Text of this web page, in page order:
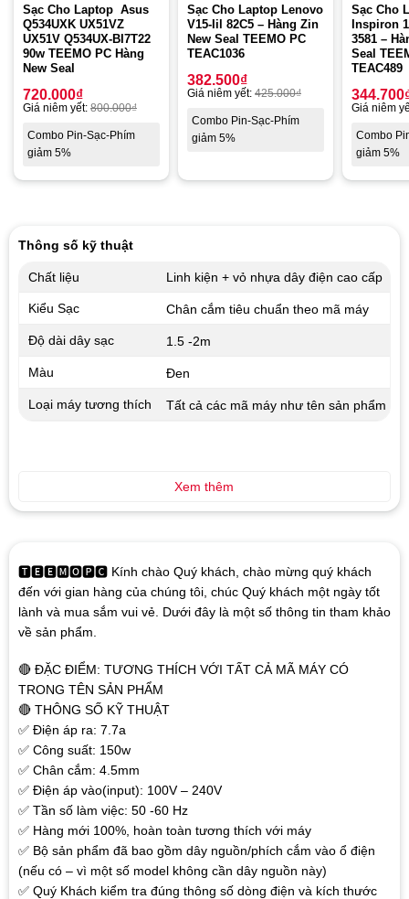
Sạc Cho Laptop Asus
Q534UXK UX51VZ
UX51V Q534UX-BI7T22
90w TEEMO PC Hàng
New Seal
720.000₫
Giá niêm yết: 800.000₫
Combo Pin-Sạc-Phím
giảm 5%
Sạc Cho Laptop Lenovo
V15-Iil 82C5 – Hàng Zin
New Seal TEEMO PC
TEAC1036
382.500₫
Giá niêm yết: 425.000₫
Combo Pin-Sạc-Phím
giảm 5%
Sạc Cho
Inspiron
3581 –
Seal
TEAC489
344.700
Giá niêm
Combo
giảm 5%
🆃🅴🅴🅼🅾🅿🅲 Kính chào Quý khách, chào mừng quý khách
đến với gian hàng của chúng tôi, chúc Quý khách một ngày tốt
lành và mua sắm vui vẻ. Dưới đây là một số thông tin tham khảo
về sản phẩm.
🔴 ĐẶC ĐIỂM: TƯƠNG THÍCH VỚI TẤT CẢ MÃ MÁY CÓ
TRONG TÊN SẢN PHẨM
🔴 THÔNG SỐ KỸ THUẬT
✅ Điện áp ra: 7.7a
✅ Công suất: 150w
✅ Chân cắm: 4.5mm
✅ Điện áp vào(input): 100V – 240V
✅ Tần số làm việc: 50 -60 Hz
✅ Hàng mới 100%, hoàn toàn tương thích với máy
✅ Bộ sản phẩm đã bao gồm dây nguồn/phích cắm vào ổ điện
(nếu có – vì một số model không cần dây nguồn này)
✅ Quý Khách kiểm tra đúng thông số dòng điện và kích thước
Thông số kỹ thuật
Chất liệu Linh kiện + vỏ nhựa dây điện cao cấp
Kiểu Sạc Chân cắm tiêu chuẩn theo mã máy
Độ dài dây sạc 1.5 -2m
Màu Đen
Loại máy tương thích Tất cả các mã máy như tên sản phẩm
Xem thêm